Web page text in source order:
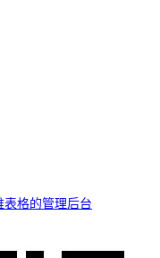
格的管理后台